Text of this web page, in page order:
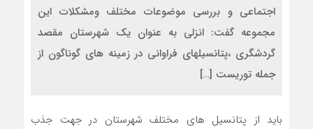
اجتماعی و بررسی موضوعات مختلف ومشکلات این
مجموعه گفت: انزلی به عنوان یک شهرستان مقصد
گردشگری ،پتانسیلهای فراوانی در زمینه های گوناگون از
جمله توریست […]
باید از پتانسیل های مختلف شهرستان در جهت جذب